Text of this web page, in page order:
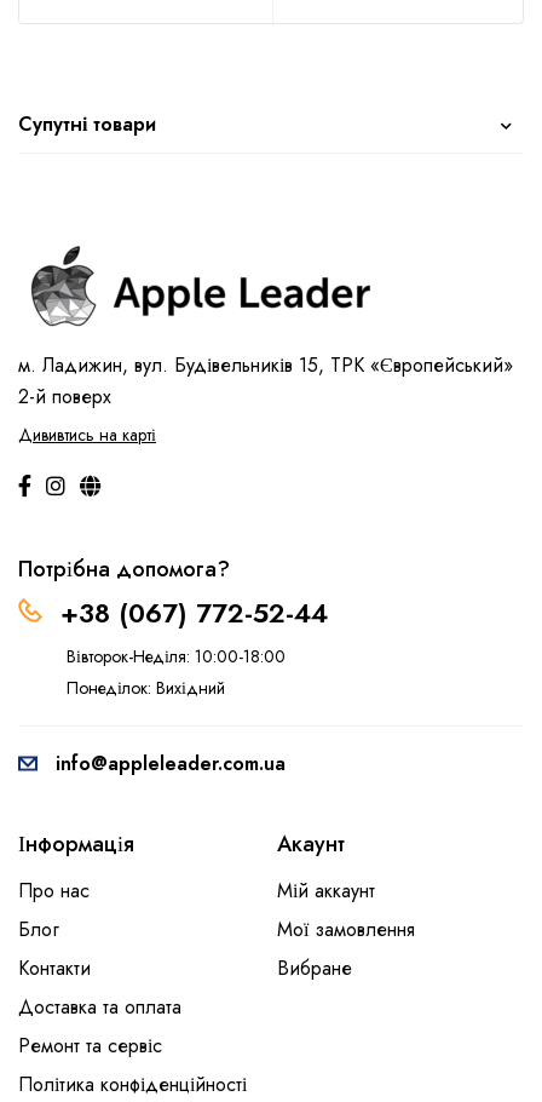
Супутні товари
м. Ладижин, вул. Будівельників 15, ТРК «Європейський»
2-й поверх
Дививтись на карті
Потрібна допомога?
+38 (067) 772-52-44
Вівторок-Неділя: 10:00-18:00
Понеділок: Вихідний
info@appleleader.com.ua
Інформація
Про нас
Блог
Контакти
Доставка та оплата
Ремонт та сервіс
Політика конфіденційності
Акаунт
Мій аккаунт
Мої замовлення
Вибране